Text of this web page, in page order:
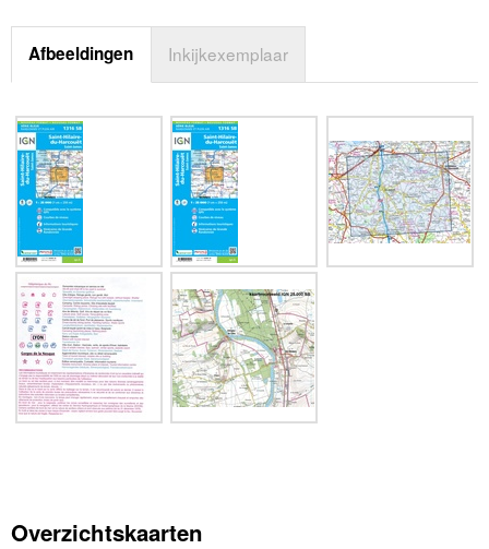
Afbeeldingen Inkijkexemplaar
Overzichtskaarten